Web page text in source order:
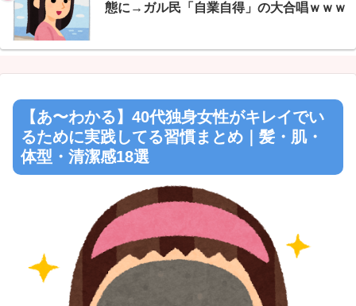
態に→ガル民「自業自得」の大合唱ｗｗｗ
【あ〜わかる】40代独身女性がキレイでい
るために実践してる習慣まとめ｜髪・肌・
体型・清潔感18選